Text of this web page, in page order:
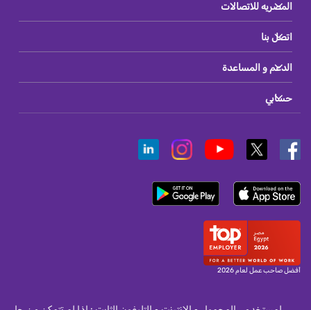
المصريه للاتصالات
اتصل بنا
الدعم و المساعدة
حسابي
أفضل صاحب عمل لعام 2026